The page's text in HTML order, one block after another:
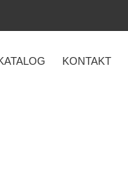
KONTAKT